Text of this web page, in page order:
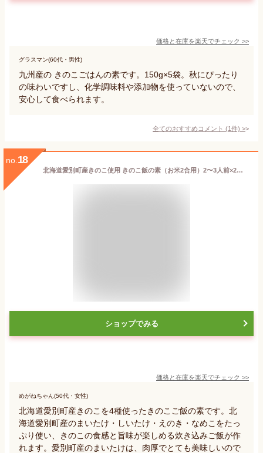
価格と在庫を楽天でチェック >>
グラスマン(60代・男性)
九州産の きのこごはんの素です。150g×5袋。秋にぴったり
の味わいですし、化学調味料や添加物を使っていないので、
安心して食べられます。
全てのおすすめコメント (1件) >
no. 18
北海道愛別町産きのこ使用 きのこ飯の素（お米2合用）2〜3人前×2個セット 送料無料 贈り物 プレゼント 北海道 北海道野菜 北海道の味覚 炊き込みご飯 釜めし ごはん かやくごはん 2合
ショップでみる
価格と在庫を楽天でチェック >>
めがねちゃん(50代・女性)
北海道愛別町産きのこを4種使ったきのこご飯の素です。北
海道愛別町産のまいたけ・しいたけ・えのき・なめこをたっ
ぷり使い、きのこの食感と旨味が楽しめる炊き込みご飯が作
れます。愛別町産のまいたけは、肉厚でとても美味しいので